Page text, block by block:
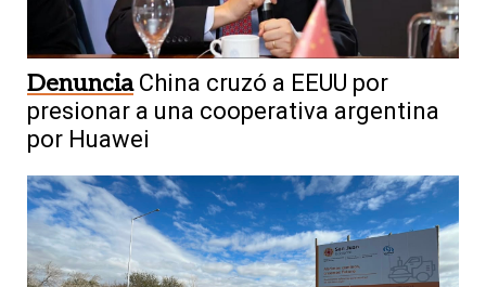
Denuncia China cruzó a EEUU por
presionar a una cooperativa argentina
por Huawei